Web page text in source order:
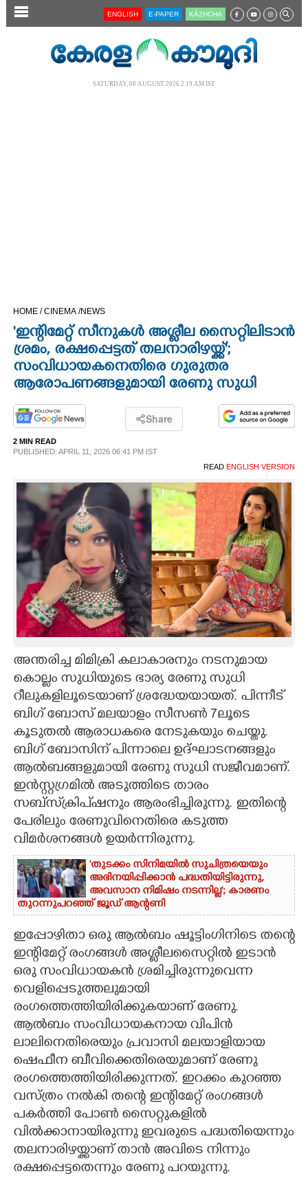
SECTIONS
OPINION
LIFESTYLE
INFO+
ART
ASTRO
CARTOONS
LITERATURE
ZOOM
ENGLISH E-PAPER KĀZHCHA
SATURDAY, 08 AUGUST 2026 2.19 AM IST
HOME /CINEMA /NEWS
'ഇന്റിമേറ്റ് സീനുകൾ അശ്ലീല സൈറ്റിലിടാൻ
ശ്രമം, രക്ഷപ്പെട്ടത് തലനാരിഴയ്ക്ക്';
സംവിധായകനെതിരെ ഗുരുതര
ആരോപണങ്ങളുമായി രേണു സുധി
Share
2 MIN READ
PUBLISHED: APRIL 11, 2026 06:41 PM IST
READ ENGLISH VERSION
അന്തരിച്ച മിമിക്രി കലാകാരനും നടനുമായ
കൊല്ലം സുധിയുടെ ഭാര്യ രേണു സുധി
റീലുകളിലൂടെയാണ് ശ്രദ്ധേയയായത്. പിന്നീട്
ബിഗ് ബോസ് മലയാളം സീസൺ 7ലൂടെ
കൂടുതൽ ആരാധകരെ നേടുകയും ചെയ്തു.
ബിഗ് ബോസിന് പിന്നാലെ ഉദ്ഘാടനങ്ങളും
ആൽബങ്ങളുമായി രേണു സുധി സജീവമാണ്.
ഇൻസ്റ്റഗ്രമിൽ അടുത്തിടെ താരം
സബ്സ്‌ക്രിപ്ഷനും ആരംഭിച്ചിരുന്നു. ഇതിന്റെ
പേരിലും രേണുവിനെതിരെ കടുത്ത
വിമർശനങ്ങൾ ഉയർന്നിരുന്നു.
'തുടക്കം സിനിമയിൽ സുചിത്രയെയും
അഭിനയിപ്പിക്കാൻ പദ്ധതിയിട്ടിരുന്നു,​
അവസാന നിമിഷം നടന്നില്ല'; കാരണം
തുറന്നുപറഞ്ഞ് ജൂഡ് ആന്റണി
ഇപ്പോഴിതാ ഒരു ആൽബം ഷൂട്ടിംഗിനിടെ തന്റെ
ഇന്റിമേറ്റ് രംഗങ്ങൾ അശ്ലീലസൈറ്റിൽ ഇടാൻ
ഒരു സംവിധായകൻ ശ്രമിച്ചിരുന്നുവെന്ന
വെളിപ്പെടുത്തലുമായി
രംഗത്തെത്തിയിരിക്കുകയാണ് രേണു.
ആൽബം സംവിധായകനായ വിപിൻ
ലാലിനെതിരെയും പ്രവാസി മലയാളിയായ
ഷെഫീന ബീവിക്കെതിരെയുമാണ് രേണു
രംഗത്തെത്തിയിരിക്കുന്നത്. ഇറക്കം കുറഞ്ഞ
വസ്ത്രം നൽകി തന്റെ ഇന്റിമേറ്റ് രംഗങ്ങൾ
പകർത്തി പോൺ സൈറ്റുകളിൽ
വിൽക്കാനായിരുന്നു ഇവരുടെ പദ്ധതിയെന്നും
തലനാരിഴയ്ക്കാണ് താൻ അവിടെ നിന്നും
രക്ഷപ്പെട്ടതെന്നും രേണു പറയുന്നു.